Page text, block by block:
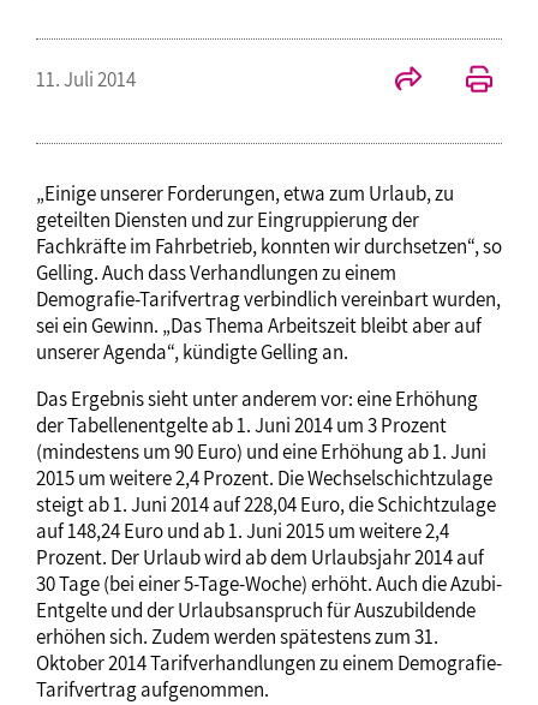
11. Juli 2014
„Einige unserer Forderungen, etwa zum Urlaub, zu
geteilten Diensten und zur Eingruppierung der
Fachkräfte im Fahrbetrieb, konnten wir durchsetzen“, so
Gelling. Auch dass Verhandlungen zu einem
Demografie-Tarifvertrag verbindlich vereinbart wurden,
sei ein Gewinn. „Das Thema Arbeitszeit bleibt aber auf
unserer Agenda“, kündigte Gelling an.
Das Ergebnis sieht unter anderem vor: eine Erhöhung
der Tabellenentgelte ab 1. Juni 2014 um 3 Prozent
(mindestens um 90 Euro) und eine Erhöhung ab 1. Juni
2015 um weitere 2,4 Prozent. Die Wechselschichtzulage
steigt ab 1. Juni 2014 auf 228,04 Euro, die Schichtzulage
auf 148,24 Euro und ab 1. Juni 2015 um weitere 2,4
Prozent. Der Urlaub wird ab dem Urlaubsjahr 2014 auf
30 Tage (bei einer 5-Tage-Woche) erhöht. Auch die Azubi-
Entgelte und der Urlaubsanspruch für Auszubildende
erhöhen sich. Zudem werden spätestens zum 31.
Oktober 2014 Tarifverhandlungen zu einem Demografie-
Tarifvertrag aufgenommen.